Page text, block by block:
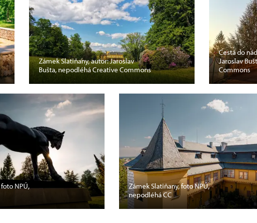
Zámek Slatiňany, autor: Jaroslav
Bušta, nepodléhá Creative Commons
Cesta do
Jaroslav
Commons
NPÚ,
Zámek Slatiňany, foto NPÚ,
nepodléhá CC